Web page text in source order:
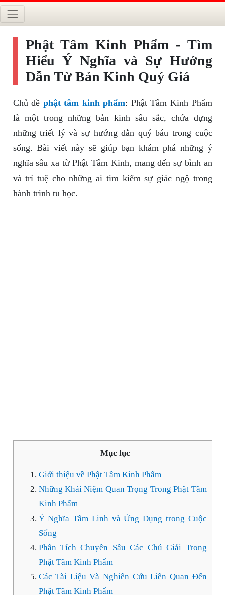
Phật Tâm Kinh Phẩm - Tìm
Hiểu Ý Nghĩa và Sự Hướng
Dẫn Từ Bản Kinh Quý Giá
Chủ đề phật tâm kinh phẩm: Phật Tâm Kinh Phẩm
là một trong những bản kinh sâu sắc, chứa đựng
những triết lý và sự hướng dẫn quý báu trong cuộc
sống. Bài viết này sẽ giúp bạn khám phá những ý
nghĩa sâu xa từ Phật Tâm Kinh, mang đến sự bình an
và trí tuệ cho những ai tìm kiếm sự giác ngộ trong
hành trình tu học.
Mục lục
Giới thiệu về Phật Tâm Kinh Phẩm
Những Khái Niệm Quan Trọng Trong Phật Tâm
Kinh Phẩm
Ý Nghĩa Tâm Linh và Ứng Dụng trong Cuộc
Sống
Phân Tích Chuyên Sâu Các Chú Giải Trong
Phật Tâm Kinh Phẩm
Các Tài Liệu Và Nghiên Cứu Liên Quan Đến
Phật Tâm Kinh Phẩm